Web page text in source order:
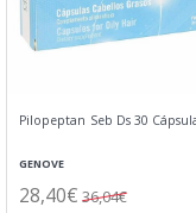
Pilopeptan Seb Ds 30
GENOVE
28,40€ 36,04€